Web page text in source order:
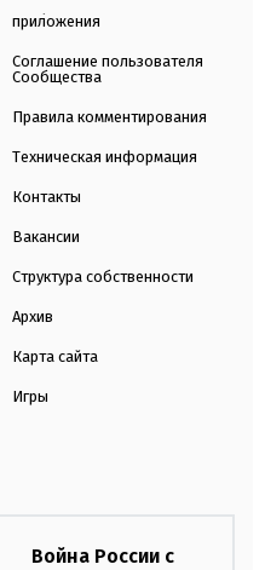
приложения
Соглашение пользователя
Сообщества
Правила комментирования
Техническая информация
Контакты
Вакансии
Структура собственности
Архив
Карта сайта
Игры
Война России с